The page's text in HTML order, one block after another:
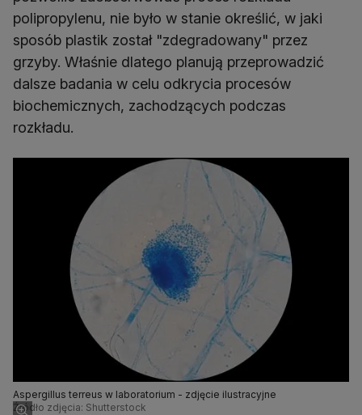
polipropylenu, nie było w stanie określić, w jaki
sposób plastik został "zdegradowany" przez
grzyby. Właśnie dlatego planują przeprowadzić
dalsze badania w celu odkrycia procesów
biochemicznych, zachodzących podczas
rozkładu.
Aspergillus terreus w laboratorium - zdjęcie ilustracyjne
Źródło zdjęcia: Shutterstock